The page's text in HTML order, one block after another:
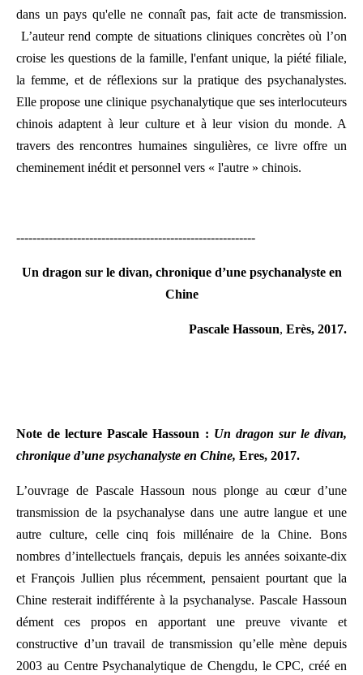
dans un pays qu'elle ne connaît pas, fait acte de transmission.
L’auteur rend compte de situations cliniques concrètes où l’on
croise les questions de la famille, l'enfant unique, la piété filiale,
la femme, et de réflexions sur la pratique des psychanalystes.
Elle propose une clinique psychanalytique que ses interlocuteurs
chinois adaptent à leur culture et à leur vision du monde. A
travers des rencontres humaines singulières, ce livre offre un
cheminement inédit et personnel vers « l'autre » chinois.
-----------------------------------------------------------
Un dragon sur le divan, chronique d’une psychanalyste en
Chine
Pascale Hassoun, Erès, 2017.
Note de lecture Pascale Hassoun : Un dragon sur le divan,
chronique d’une psychanalyste en Chine, Eres, 2017.
L’ouvrage de Pascale Hassoun nous plonge au cœur d’une
transmission de la psychanalyse dans une autre langue et une
autre culture, celle cinq fois millénaire de la Chine. Bons
nombres d’intellectuels français, depuis les années soixante-dix
et François Jullien plus récemment, pensaient pourtant que la
Chine resterait indifférente à la psychanalyse. Pascale Hassoun
dément ces propos en apportant une preuve vivante et
constructive d’un travail de transmission qu’elle mène depuis
2003 au Centre Psychanalytique de Chengdu, le CPC, créé en